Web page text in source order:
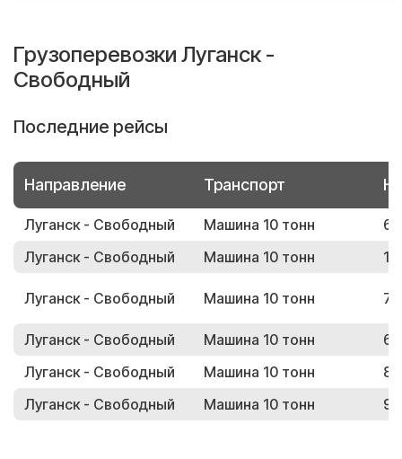
Грузоперевозки Луганск -
Свободный
Последние рейсы
Направление Транспорт
Луганск - Свободный Машина 10 тонн
Луганск - Свободный
Машина 10 тонн
Луганск - Свободный Машина 10 тонн
Луганск - Свободный Машина 10 тонн
Луганск - Свободный
Машина 10 тонн
Луганск - Свободный
Машина 10 тонн